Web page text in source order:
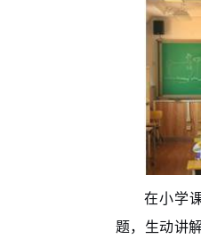
在小学
题，生动讲